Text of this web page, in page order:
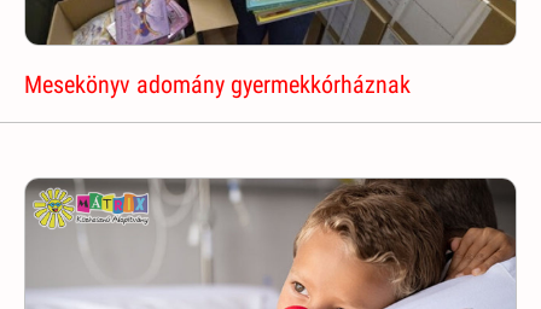
Mesekönyv adomány gyermekkórháznak